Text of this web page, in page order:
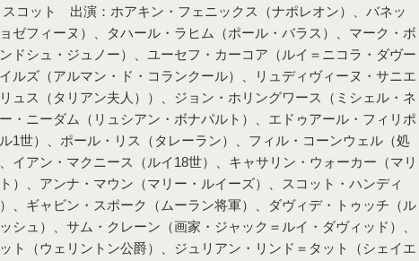
スコット 出演：ホアキン・フェニックス（ナポレオン）、バネッ
ゼフィーヌ）、タハール・ラヒム（ポール・バラス）、マーク・ボ
ドシュ・ジュノー）、ユーセフ・カーコア（ルイ＝ニコラ・ダヴー
ルズ（アルマン・ド・コランクール）、リュディヴィーヌ・サニエ
リュス（タリアン夫人））、ジョン・ホリングワース（ミシェル・ネ
・ニーダム（リュシアン・ボナパルト）、エドゥアール・フィリポ
1世）、ポール・リス（タレーラン）、フィル・コーンウェル（処
イアン・マクニース（ルイ18世）、キャサリン・ウォーカー（マリ
）、アンナ・マウン（マリー・ルイーズ）、スコット・ハンディ
）、ギャビン・スポーク（ムーラン将軍）、ダヴィデ・トゥッチ（ル
シュ）、サム・クレーン（画家・ジャック＝ルイ・ダヴィッド）、
ト（ウェリントン公爵）、ジュリアン・リンド＝タット（シェイエ